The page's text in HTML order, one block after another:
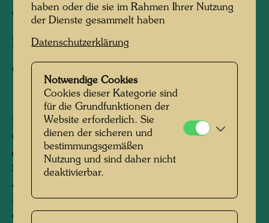
Wien, 1952
Fotograf:Friedensreich Hundertwasser
Copyright:
Im Jahr 1952 schuf Hundertwasser die
Collage 145 DIE WERTE DER STRASSE, für
die er Fundstücke verwendete, Müll wie
Schokolade-Hüllen, Zigarettenschachteln oder
andere Verpackungen, Fahrscheine, Kinobillets,
Fetzen von Zeitungen und anderes, was immer
er auf einem begrenzten Stück Straße sammeln
haben oder die sie im Rahmen Ihrer Nutzung
der Dienste gesammelt haben
Datenschutzerklärung
Notwendige Cookies
Cookies dieser Kategorie sind
für die Grundfunktionen der
Website erforderlich. Sie
dienen der sicheren und
bestimmungsgemäßen
Nutzung und sind daher nicht
deaktivierbar.